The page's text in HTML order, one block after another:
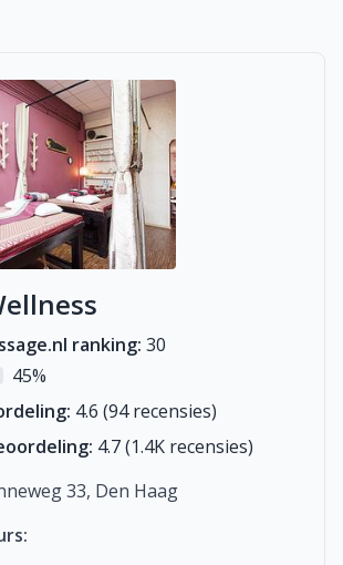
ranking: 30
45%
4.6 (94 recensies)
4.7 (1.4K recensies)
33, Den Haag